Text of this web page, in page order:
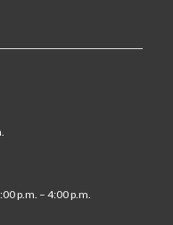
p.m. – 4:00 p.m.